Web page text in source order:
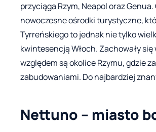
przyciąga Rzym, Neapol oraz
nowoczesne ośrodki turystyczne,
Tyrreńskiego to jednak nie tylko
kwintesencją Włoch. Zachowały
względem są okolice Rzymu, gdzie
zabudowaniami. Do najbardziej
Nettuno – miasto